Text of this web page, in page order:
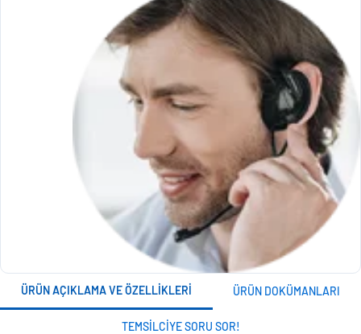
ÜRÜN AÇIKLAMA VE ÖZELLIKLERI ÜRÜN DOKÜMANLARI
TEMSILCIYE SORU SOR!